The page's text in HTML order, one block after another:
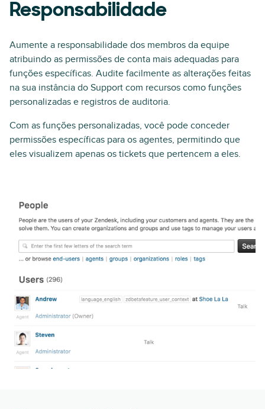
Responsabilidade
Aumente a responsabilidade dos membros da equipe
atribuindo as permissões de conta mais adequadas para
funções específicas. Audite facilmente as alterações feitas
na sua instância do Support com recursos como funções
personalizadas e registros de auditoria.
Com as funções personalizadas, você pode conceder
permissões específicas para os agentes, permitindo que
eles visualizem apenas os tickets que pertencem a eles.